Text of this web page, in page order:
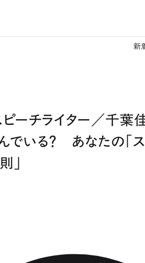
新
ピーチライター／千葉
でいる？ あなたの「
」